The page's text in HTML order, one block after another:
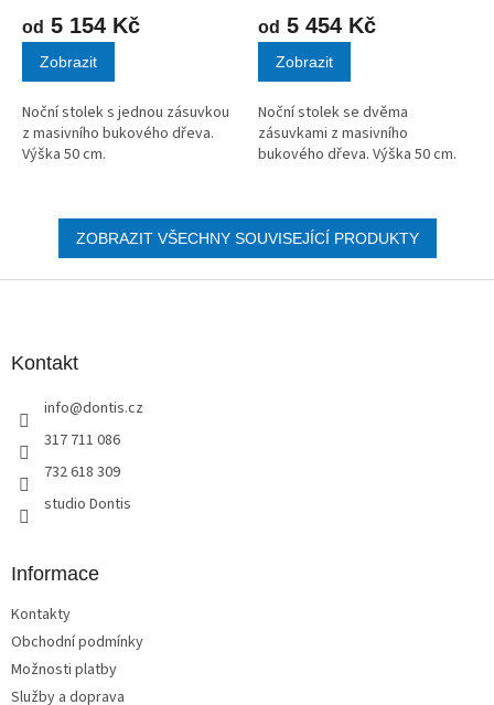
od 5 154 Kč
Zobrazit
Noční stolek s jednou zásuvkou
z masivního bukového dřeva.
Výška 50 cm.
od 5 454 Kč
Zobrazit
Noční stolek se dvěma
zásuvkami z masivního
bukového dřeva. Výška 50 cm.
ZOBRAZIT VŠECHNY SOUVISEJÍCÍ PRODUKTY
Kontakt
info@dontis.cz
317 711 086
732 618 309
studio Dontis
Informace
Kontakty
Obchodní podmínky
Možnosti platby
Služby a doprava